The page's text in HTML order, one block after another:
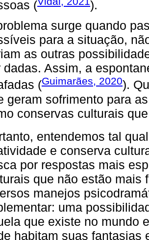
(
).
surge quando
para a situação,
as outras
dadas. Assim, a
(Guimarães, 2020).
geram sofrimento para
conservas culturais
entendemos tal
e conserva
por respostas mais
que não estão mais
manejos
uma
que existe no mundo
habitam suas fantasias